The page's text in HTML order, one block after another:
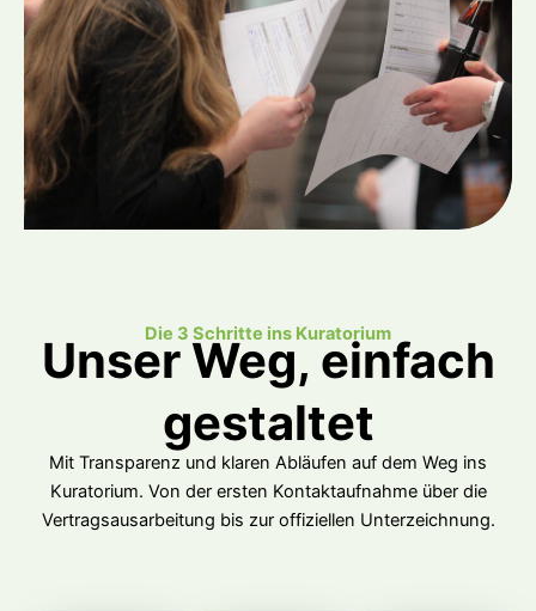
Die 3 Schritte ins Kuratorium
Unser Weg, einfach
gestaltet
Mit Transparenz und klaren Abläufen auf dem Weg ins
Kuratorium. Von der ersten Kontaktaufnahme über die
Vertragsausarbeitung bis zur offiziellen Unterzeichnung.